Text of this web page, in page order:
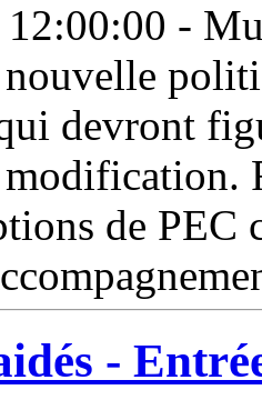
-
devront
modification.
de PEC
-